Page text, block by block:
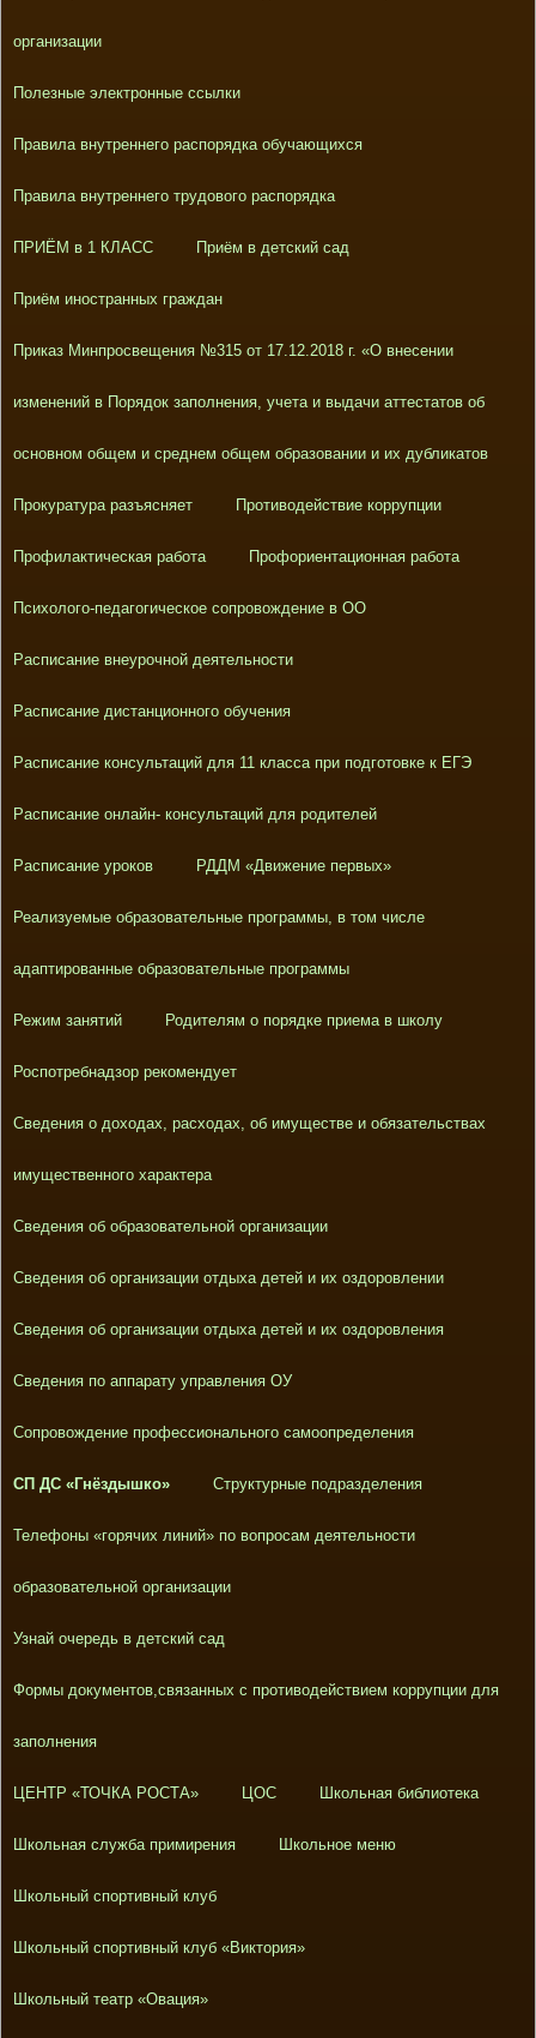
организации
Полезные электронные ссылки
Правила внутреннего распорядка обучающихся
Правила внутреннего трудового распорядка
ПРИЁМ в 1 КЛАСС Приём в детский сад
Приём иностранных граждан
Приказ Минпросвещения №315 от 17.12.2018 г. «О внесении
изменений в Порядок заполнения, учета и выдачи аттестатов об
основном общем и среднем общем образовании и их дубликатов
Прокуратура разъясняет Противодействие коррупции
Профилактическая работа Профориентационная работа
Психолого-педагогическое сопровождение в ОО
Расписание внеурочной деятельности
Расписание дистанционного обучения
Расписание консультаций для 11 класса при подготовке к ЕГЭ
Расписание онлайн- консультаций для родителей
Расписание уроков РДДМ «Движение первых»
Реализуемые образовательные программы, в том числе
адаптированные образовательные программы
Режим занятий Родителям о порядке приема в школу
Роспотребнадзор рекомендует
Сведения о доходах, расходах, об имуществе и обязательствах
имущественного характера
Сведения об образовательной организации
Сведения об организации отдыха детей и их оздоровлении
Сведения об организации отдыха детей и их оздоровления
Сведения по аппарату управления ОУ
Сопровождение профессионального самоопределения
СП ДС «Гнёздышко» Структурные подразделения
Телефоны «горячих линий» по вопросам деятельности
образовательной организации
Узнай очередь в детский сад
Формы документов,связанных с противодействием коррупции для
заполнения
ЦЕНТР «ТОЧКА РОСТА» ЦОС Школьная библиотека
Школьная служба примирения Школьное меню
Школьный спортивный клуб
Школьный спортивный клуб «Виктория»
Школьный театр «Овация»